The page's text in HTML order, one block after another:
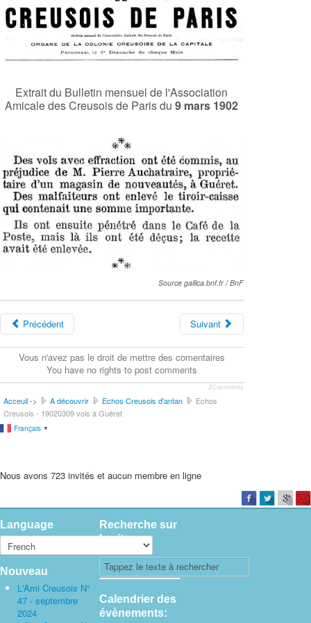
Extrait du Bulletin mensuel de l'Association
Amicale des Creusois de Paris du9 mars 1902
Source gallica.bnf.fr / BnF
Précédent Suivant
Vous n'avez pas le droit de mettre des comentaires
You have no rights to post comments
JComments
Acceuil -> A découvrir Echos Creusois d'antan
Echos
Creusois - 19020309 vols à Guéret
Français ▼
Nous avons 723 invités et aucun membre en ligne
Language
Nouveau
L'Ami Creusois N°
47 - septembre
2024
Recherche sur
le site
Calendrier des
évènements: